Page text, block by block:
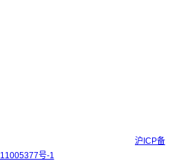
沪ICP备
11005377号-1